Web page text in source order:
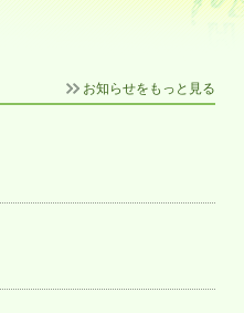
お知らせをもっと見る